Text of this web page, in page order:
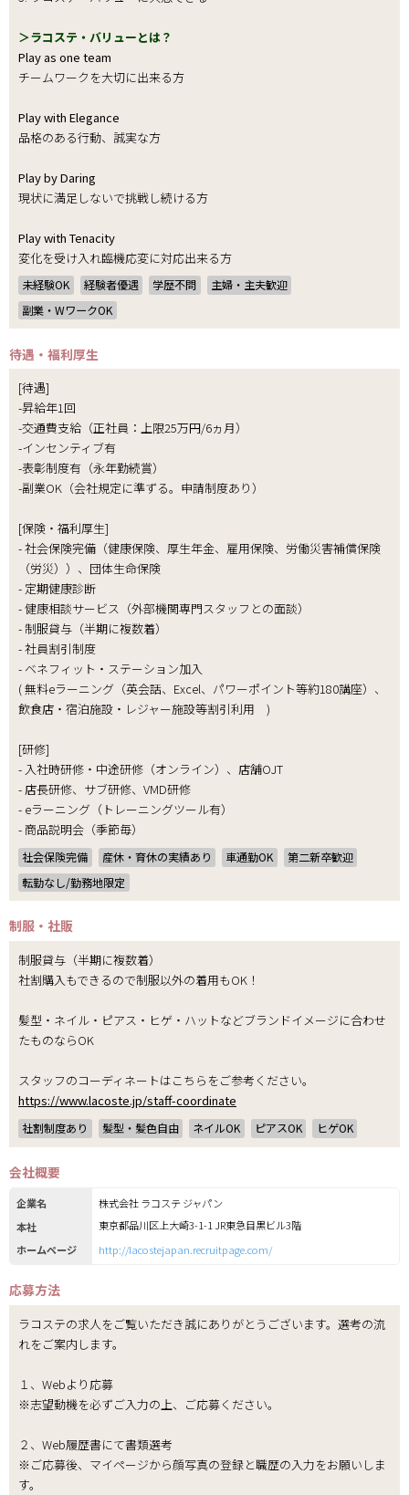
＞ラコステ・バリューとは？
Play as one team
チームワークを大切に出来る方
Play with Elegance
品格のある行動、誠実な方
Play by Daring
現状に満足しないで挑戦し続ける方
Play with Tenacity
変化を受け入れ臨機応変に対応出来る方
未経験OK 経験者優遇 学歴不問
主婦・主夫歓迎
副業・WワークOK
待遇・福利厚生
[待遇]
-昇給年1回
-交通費支給（正社員：上限25万円/6ヵ月）
-インセンティブ有
-表彰制度有（永年勤続賞）
-副業OK（会社規定に準ずる。申請制度あり）
[保険・福利厚生]
- 社会保険完備（健康保険、厚生年金、雇用保険、労働災害補償保険
（労災））、団体生命保険
- 定期健康診断
- 健康相談サービス（外部機関専門スタッフとの面談）
- 制服貸与（半期に複数着）
- 社員割引制度
- ベネフィット・ステーション加入
( 無料eラーニング（英会話、Excel、パワーポイント等約180講座）、
飲食店・宿泊施設・レジャー施設等割引利用 )
[研修]
- 入社時研修・中途研修（オンライン）、店舗OJT
- 店長研修、サブ研修、VMD研修
- eラーニング（トレーニングツール有）
- 商品説明会（季節毎）
社会保険完備 産休・育休の実績あり 車通勤OK
第二新卒歓迎
転勤なし/勤務地限定
制服・社販
制服貸与（半期に複数着）
社割購入もできるので制服以外の着用もOK！
髪型・ネイル・ピアス・ヒゲ・ハットなどブランドイメージに合わせ
たものならOK
スタッフのコーディネートはこちらをご参考ください。
https://www.lacoste.jp/staff-coordinate
社割制度あり 髪型・髪色自由 ネイルOK ピアスOK ヒゲOK
会社概要
企業名
株式会社 ラコステ ジャパン
本社
東京都品川区上大崎3-1-1 JR東急目黒ビル3階
ホームページ
http://lacostejapan.recruitpage.com/
応募方法
ラコステの求人をご覧いただき誠にありがとうございます。選考の流
れをご案内します。
１、Webより応募
※志望動機を必ずご入力の上、ご応募ください。
２、Web履歴書にて書類選考
※ご応募後、マイページから顔写真の登録と職歴の入力をお願いしま
す。